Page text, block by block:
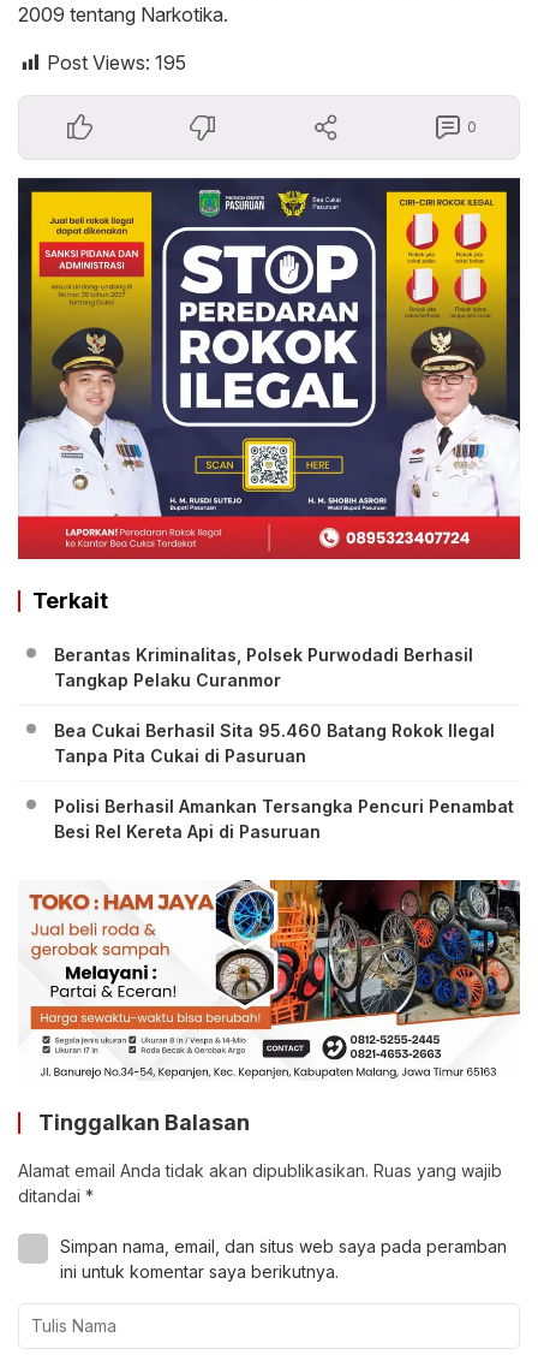
2009 tentang Narkotika.
Post Views: 195
0
Terkait
Berantas Kriminalitas, Polsek Purwodadi Berhasil
Tangkap Pelaku Curanmor
Bea Cukai Berhasil Sita 95.460 Batang Rokok Ilegal
Tanpa Pita Cukai di Pasuruan
Polisi Berhasil Amankan Tersangka Pencuri Penambat
Besi Rel Kereta Api di Pasuruan
Tinggalkan Balasan
Alamat email Anda tidak akan dipublikasikan. Ruas yang wajib
ditandai *
Simpan nama, email, dan situs web saya pada peramban
ini untuk komentar saya berikutnya.